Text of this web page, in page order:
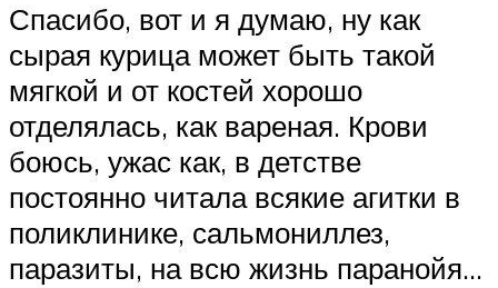
Спасибо, вот и я думаю, ну как
сырая курица может быть такой
мягкой и от костей хорошо
отделялась, как вареная. Крови
боюсь, ужас как, в детстве
постоянно читала всякие агитки в
поликлинике, сальмониллез,
паразиты, на всю жизнь паранойя…